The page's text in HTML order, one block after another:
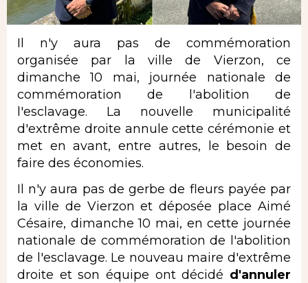
Il n'y aura pas de commémoration
organisée par la ville de Vierzon, ce
dimanche 10 mai, journée nationale de
commémoration de l'abolition de
l'esclavage. La nouvelle municipalité
d'extrême droite annule cette cérémonie et
met en avant, entre autres, le besoin de
faire des économies.
Il n'y aura pas de gerbe de fleurs payée par
la ville de Vierzon et déposée place Aimé
Césaire, dimanche 10 mai, en cette journée
nationale de commémoration de l'abolition
de l'esclavage. Le nouveau maire d'extrême
droite et son équipe ont décidé d'annuler